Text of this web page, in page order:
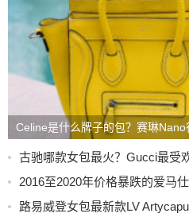
Celine是什么牌子的包？赛琳
古驰哪款女包最火？Gucci最受
2016至2020年价格暴跌的爱马
路易威登女包最新款LV